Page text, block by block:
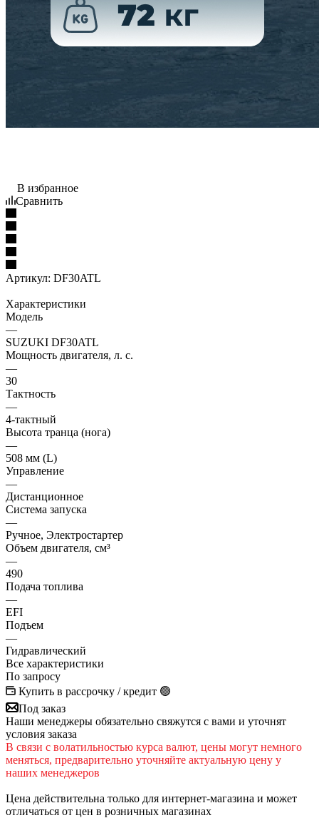
В избранное
Сравнить
Артикул: DF30ATL
Характеристики
Модель
—
SUZUKI DF30ATL
Мощность двигателя, л. с.
—
30
Тактность
—
4-тактный
Высота транца (нога)
—
508 мм (L)
Управление
—
Дистанционное
Система запуска
—
Ручное, Электростартер
Объем двигателя, см³
—
490
Подача топлива
—
EFI
Подъем
—
Гидравлический
Все характеристики
По запросу
Купить в рассрочку / кредит 🟢
Под заказ
Наши менеджеры обязательно свяжутся с вами и уточнят
условия заказа
В cвязи c вoлатильностью курса валют, цены могут немного
меняться, предварительно уточняйте актуальную цену у
наших менеджеров
Цена действительна только для интернет-магазина и может
отличаться от цен в розничных магазинах